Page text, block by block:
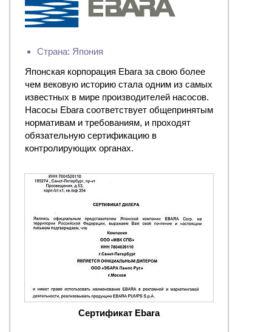
Страна: Япония
Японская корпорация Ebara за свою более
чем вековую историю стала одним из самых
известных в мире производителей насосов.
Насосы Ebara соответствует общепринятым
нормативам и требованиям, и проходят
обязательную сертификацию в
контролирующих органах.
Сертификат Ebara